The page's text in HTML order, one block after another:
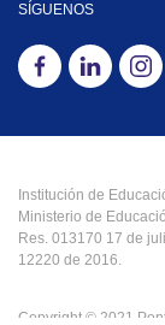
SÍGUENOS
Institución de
Ministerio de
Res. 013170 17 de
12220 de 2016.
Copyright © 2021